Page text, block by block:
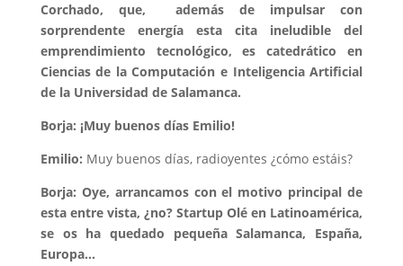
Corchado, que, además de impulsar con
sorprendente energía esta cita ineludible del
emprendimiento tecnológico, es catedrático en
Ciencias de la Computación e Inteligencia Artificial
de la Universidad de Salamanca.
Borja: ¡Muy buenos días Emilio!
Emilio: Muy buenos días, radioyentes ¿cómo estáis?
Borja: Oye, arrancamos con el motivo principal de
esta entre vista, ¿no? Startup Olé en Latinoamérica,
se os ha quedado pequeña Salamanca, España,
Europa…